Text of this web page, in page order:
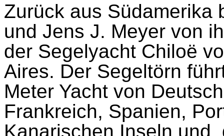
Zurück aus Südamerika
und Jens J. Meyer von
der Segelyacht Chiloë
Aires. Der Segeltörn
Meter Yacht von
Frankreich, Spanien,
Kanarischen Inseln und